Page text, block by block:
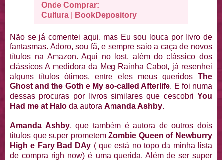
Onde Comprar:
Cultura
BookDepository
Não se já comentei aqui, mas Eu sou louca por livro de
fantasmas. Adoro, sou fã, e sempre saio a caça de novos
títulos na Amazon. Aqui no lost, além do clássico dos
clássicos A medidora da Meg Rainha Cabot, já resenhei
alguns títulos ótimos, entre eles meus queridos The
Ghost and the Goth eMy so-called Afterlife. E foi numa
dessas procuras por livros similares que descobri You
Had me at Halo da autora Amanda Ashby.
Amanda Ashby, que também é autora de outros dois
titulos que super prometemZombie Queen of Newburry
High e Fary Bad DAy ( que está no topo da minha lista
de compra righ now) é uma querida. Além de ser super